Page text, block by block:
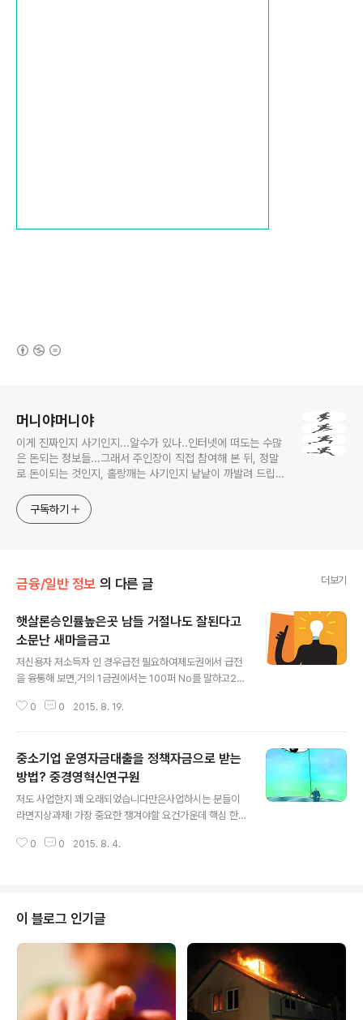
머니야머니야
이게 진짜인지 사기인지...알수가 있나..인터넷에 떠도는 수많
은 돈되는 정보들...그래서 주인장이 직접 참여해 본 뒤, 정말
로 돈이되는 것인지, 홀랑깨는 사기인지 낱낱이 까발려 드립니
야~구독하기
금융/일반 정보 의 다른 글 더보기
햇살론승인률높은곳 남들 거절나도 잘된다고
소문난 새마을금고
저신용자 저소득자 인 경우급전 필요하여제도권에서 급전
을 융통해 보면,거의 1금권에서는 100퍼 No를 말하고2금
없이 No하는 경우가 많습니다. 이때 급한 돈앞에 장사 있
살론 상품으로고금리전환을 가능케 해주어 환승을 도와주
는 방법으로서민금융정책을 제대로 펼치고 있는바이는 다
행스러운일이 아닐수 없습니다. 문제는국가에서 시행하는
정책론이라 하더라도대략의 조건은 비슷하지만기관에 따
에 대해 어느정도 인지하지 못한다고 할 경우이상한 론플
0 0 2015. 8. 19.
중소기업 운영자금대출을 정책자금으로 받는
방법? 중경영혁신연구원
저도 사업한지 꽤 오래되었습니다만은사업하시는 분들이
라면지상과제! 가장 중요한 챙겨야할 요건가운데 핵심 한
름이 막히는 순간모든게 동맥경화오듯 다 막혀버리기 때문
말 왕왕 듣게됩니다.이때 "난 도데체 뭐하느라고 그런거 하
나 못챙겼지"라는자괴감이 밀려와서이후 폭풍검색을 해 보
게되지만그도 그때뿐이게 잡힐듯 잡힐듯 잡히지 않는 그
뭔가가 있어서 무척 안타깝지요. 사실 정책자금을 전문적
으로 핸들링하는 중소기업경영혁신연구원과 같은전문조직
이 있었다는 사실을 알았더라면애초에 뒤져보는 수고따위
는 안했었을겁..
0 0 2015. 8. 4.
이 블로그 인기글